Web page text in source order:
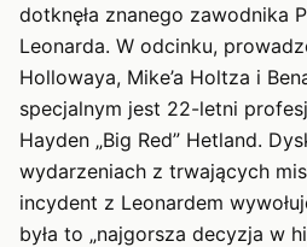
dotknęła znanego zawodnika
Leonarda. W odcinku,
Hollowaya, Mike’a Holtza i
specjalnym jest 22-letni
Hayden „Big Red” Hetland.
wydarzeniach z trwających
incydent z Leonardem
była to „najgorsza decyzja w